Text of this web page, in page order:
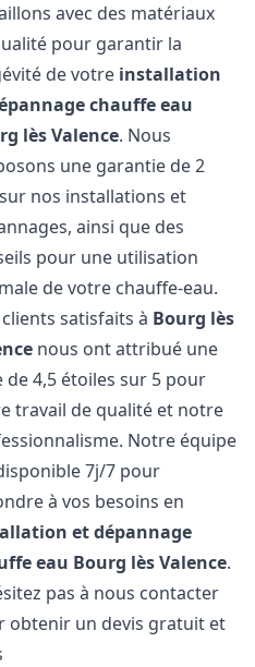
avec des matériaux
pour garantir la
de votre installation
chauffe eau
lès Valence. Nous
une garantie de 2
nos installations et
ainsi que des
pour une utilisation
de votre chauffe-eau.
satisfaits à Bourg lès
nous ont attribué une
de 4,5 étoiles sur 5 pour
travail de qualité et notre
Notre équipe
7j/7 pour
à vos besoins en
et dépannage
eau Bourg lès Valence.
pas à nous contacter
obtenir un devis gratuit et